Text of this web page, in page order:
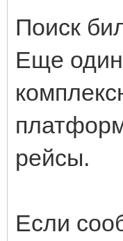
Поиск
Еще
рейсы.
Если